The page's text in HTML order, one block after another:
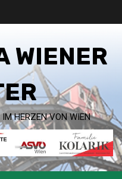
WIENER
HERZEN VON WIEN